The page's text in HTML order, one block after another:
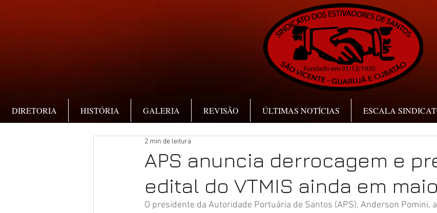
DIRETORIA HISTÓRIA GALERIA REVISÃO ÚLTIMAS NOTÍCIAS ESCALA
APS anuncia derrocagem e
edital do VTMIS ainda em maio
2 min de leitura
O presidente da Autoridade Portuária de Santos (APS), Anderson Pomini,